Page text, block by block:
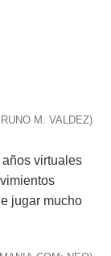
M. VALDEZ)
virtuales
jugar mucho